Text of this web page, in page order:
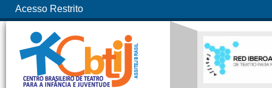
Acesso Restrito